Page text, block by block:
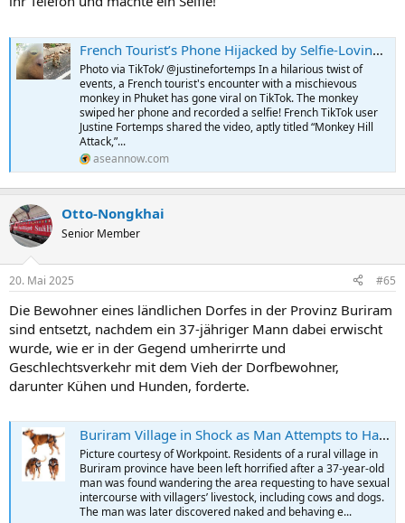
French Tourist’s Phone Hijacked by Selfie-Loving Monkey - video
Photo via TikTok/ @justinefortemps In a hilarious twist of
events, a French tourist's encounter with a mischievous
monkey in Phuket has gone viral on TikTok. The monkey
swiped her phone and recorded a selfie! French TikTok user
Justine Fortemps shared the video, aptly titled “Monkey Hill
Attack,”...
aseannow.com
Otto-Nongkhai
Senior Member
20. Mai 2025 #65
Die Bewohner eines ländlichen Dorfes in der Provinz Buriram
sind entsetzt, nachdem ein 37-jähriger Mann dabei erwischt
wurde, wie er in der Gegend umherirrte und
Geschlechtsverkehr mit dem Vieh der Dorfbewohner,
darunter Kühen und Hunden, forderte.
Buriram Village in Shock as Man Attempts to Have Sex with Livestock
Picture courtesy of Workpoint. Residents of a rural village in
Buriram province have been left horrified after a 37-year-old
man was found wandering the area requesting to have sexual
intercourse with villagers’ livestock, including cows and dogs.
The man was later discovered naked and behaving e...